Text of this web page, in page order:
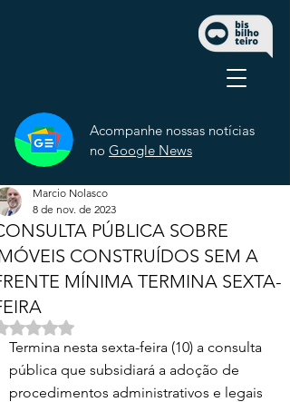
Acompanhe nossas notícias
no Google News
PÚBLICA SOBRE
CONSTRUÍDOS SEM A
MÍNIMA TERMINA SEXTA-
Marcio Nolasco
8 de nov. de 2023
Avaliado com NaN de 5 estrelas.
Termina nesta sexta-feira (10) a consulta
pública que subsidiará a adoção de
procedimentos administrativos e legais